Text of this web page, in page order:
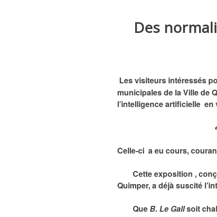
Des
Les visiteurs intéressés
municipales de la Ville de
l’intelligence artificielle
« Quimper,
Celle-ci a eu cours,
Cette exposition ,
Quimper, a déjà suscité
QueB. Le Gallsoit